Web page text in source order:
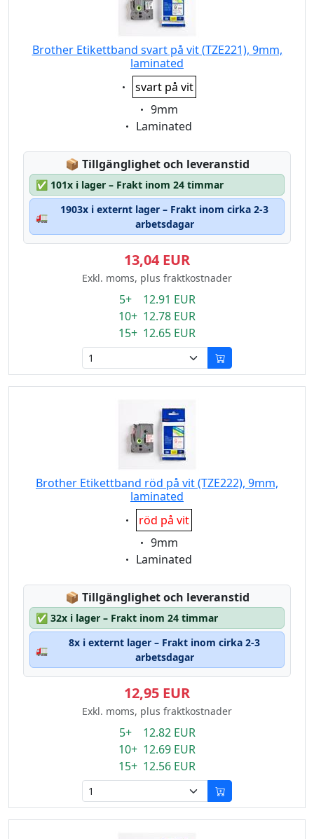
Brother Etikettband svart på vit (TZE221), 9mm,
laminated
Eigenschaft:
svart på vit
Eigenschaft:
9mm
Eigenschaft:
Laminated
📦 Lagerstatus:
Tillgänglighet och leveranstid
✅ 101x i lager – Frakt inom 24 timmar
🚛
1903x i externt lager – Frakt inom cirka 2-3
arbetsdagar
13,04 EUR
Exkl. moms, plus fraktkostnader
5+ 12.91 EUR
10+ 12.78 EUR
15+ 12.65 EUR
Brother Etikettband röd på vit (TZE222), 9mm,
laminated
Eigenschaft:
röd på vit
Eigenschaft:
9mm
Eigenschaft:
Laminated
📦 Lagerstatus:
Tillgänglighet och leveranstid
✅ 32x i lager – Frakt inom 24 timmar
🚛
8x i externt lager – Frakt inom cirka 2-3
arbetsdagar
12,95 EUR
Exkl. moms, plus fraktkostnader
5+ 12.82 EUR
10+ 12.69 EUR
15+ 12.56 EUR